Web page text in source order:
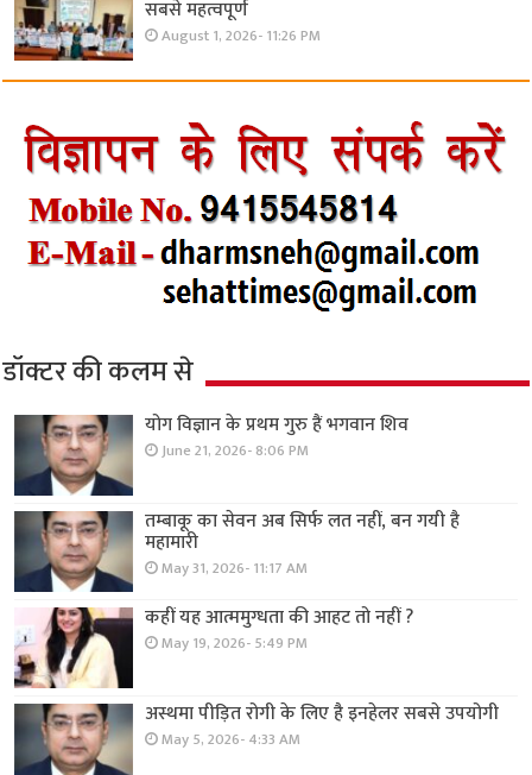
सबसे महत्वपूर्ण
August 1, 2026- 11:26 PM
डॉक्टर की कलम से
योग विज्ञान के प्रथम गुरु हैं भगवान शिव
June 21, 2026- 8:06 PM
तम्बाकू का सेवन अब सिर्फ लत नहीं, बन गयी है
महामारी
May 31, 2026- 11:17 AM
कहीं यह आत्ममुग्धता की आहट तो नहीं ?
May 19, 2026- 5:49 PM
अस्थमा पीड़ित रोगी के लिए है इनहेलर सबसे उपयोगी
May 5, 2026- 4:33 AM